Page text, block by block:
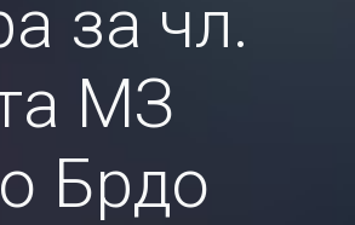
за чл.
МЗ
Брдо